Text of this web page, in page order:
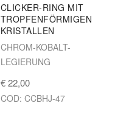
CLICKER-RING MIT
TROPFENFÖRMIGEN
KRISTALLEN
CHROM-KOBALT-
LEGIERUNG
€ 22,00
COD: CCBHJ-47